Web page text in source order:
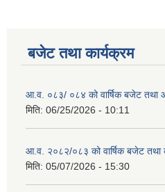
बजेट तथा कार्यक्रम
आ.व. ०८३/ ०८४ को वार्षिक बजेट तथा
मिति: 06/25/2026 - 10:11
आ.व. २०८२/०८३ को वार्षिक बजेट तथा
मिति: 05/07/2026 - 15:30